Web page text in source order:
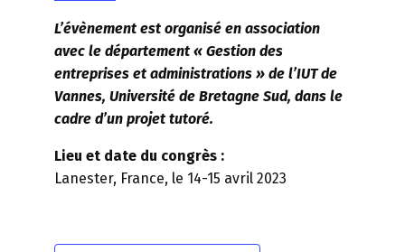
L’évènement est organisé en association
avec le département « Gestion des
entreprises et administrations » de l’IUT de
Vannes, Université de Bretagne Sud, dans le
cadre d’un projet tutoré.
Lieu et date du congrès :
Lanester, France, le 14-15 avril 2023